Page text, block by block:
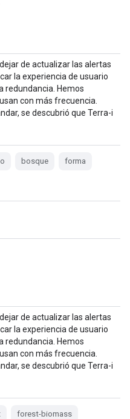
dejar de actualizar las alertas
la experiencia de usuario
redundancia. Hemos
con más frecuencia.
se descubrió que Terra-i
bosque forma
dejar de actualizar las alertas
la experiencia de usuario
redundancia. Hemos
con más frecuencia.
se descubrió que Terra-i
forest-biomass